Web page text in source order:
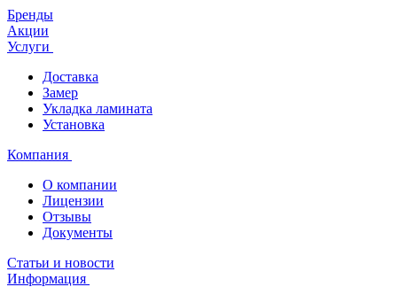
Бренды
Акции
Услуги
Доставка
Замер
Укладка ламината
Установка
Компания
О компании
Лицензии
Отзывы
Документы
Статьи и новости
Информация